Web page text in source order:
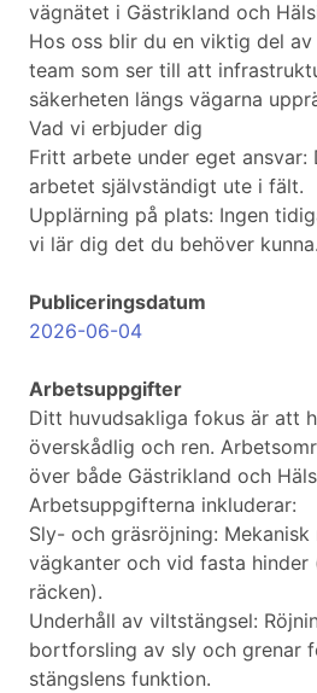
vägnätet i Gästrikland och
Hos oss blir du en viktig del
team som ser till att
säkerheten längs vägarna
Vad vi erbjuder dig
Fritt arbete under eget
arbetet självständigt ute i fält.
Upplärning på plats: Ingen
vi lär dig det du behöver kunna.
Publiceringsdatum
2026-06-04
Arbetsuppgifter
Ditt huvudsakliga fokus är att
överskådlig och ren.
över både Gästrikland och
Arbetsuppgifterna inkluderar:
Sly- och gräsröjning: Mekanisk
vägkanter och vid fasta hinder
räcken).
Underhåll av viltstängsel:
bortforsling av sly och grenar
stängslens funktion.